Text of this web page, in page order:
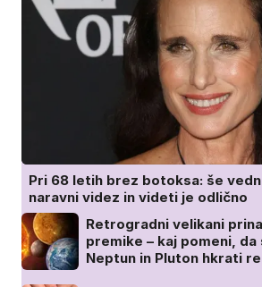
Pri 68 letih brez botoksa: še
naravni videz in videti je odlično
Retrogradni velikani
premike – kaj pomeni, da
Neptun in Pluton hkrati